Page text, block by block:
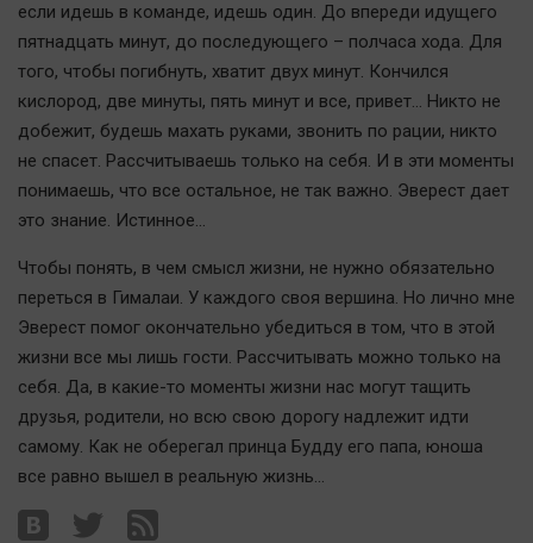
если идешь в команде, идешь один. До впереди идущего
пятнадцать минут, до последующего – полчаса хода. Для
того, чтобы погибнуть, хватит двух минут. Кончился
кислород, две минуты, пять минут и все, привет… Никто не
добежит, будешь махать руками, звонить по рации, никто
не спасет. Рассчитываешь только на себя. И в эти моменты
понимаешь, что все остальное, не так важно. Эверест дает
это знание. Истинное…
Чтобы понять, в чем смысл жизни, не нужно обязательно
переться в Гималаи. У каждого своя вершина. Но лично мне
Эверест помог окончательно убедиться в том, что в этой
жизни все мы лишь гости. Рассчитывать можно только на
себя. Да, в какие-то моменты жизни нас могут тащить
друзья, родители, но всю свою дорогу надлежит идти
самому. Как не оберегал принца Будду его папа, юноша
все равно вышел в реальную жизнь...